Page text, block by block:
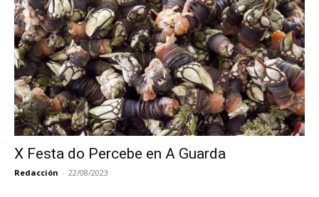
X Festa do Percebe en A Guarda
Redacción - 22/08/2023